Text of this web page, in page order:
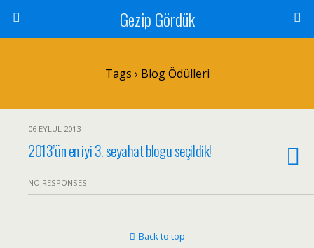
Gezip Gördük
Tags › Blog Ödülleri
06 EYLÜL 2013
2013’ün en iyi 3. seyahat blogu seçildik!
NO RESPONSES
Back to top